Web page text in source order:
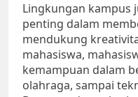
Lingkungan kampus
penting dalam
mendukung
mahasiswa,
kemampuan dalam
olahraga, sampai